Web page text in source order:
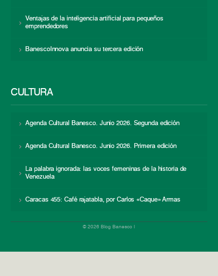
Ventajas de la inteligencia artificial para pequeños
emprendedores
BanescoInnova anuncia su tercera edición
CULTURA
Agenda Cultural Banesco. Junio 2026. Segunda edición
Agenda Cultural Banesco. Junio 2026. Primera edición
La palabra ignorada: las voces femeninas de la historia de
Venezuela
Caracas 455: Café rajatabla, por Carlos «Caque» Armas
© 2026 Blog Banesco |